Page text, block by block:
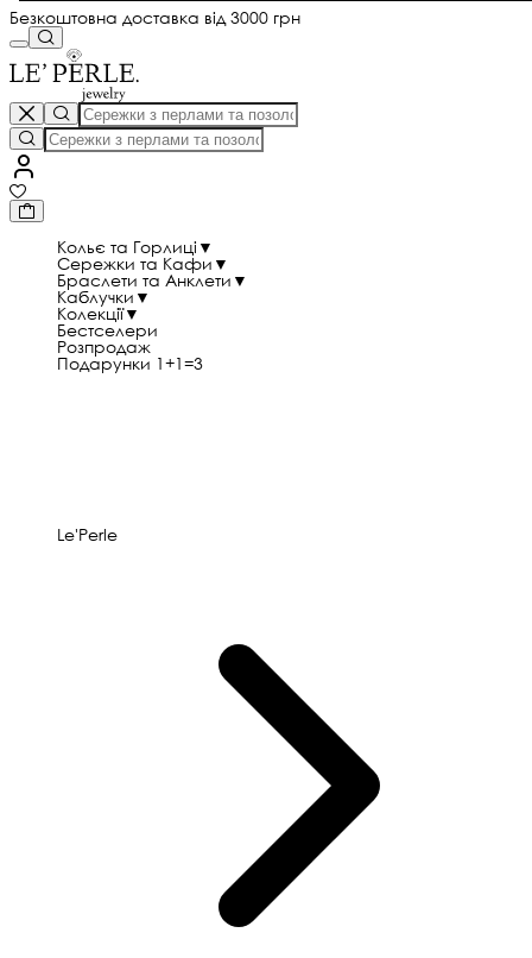
Безкоштовна доставка від 3000 грн
Кольє та Горлиці ▼
Сережки та Кафи ▼
Браслети та Анклети ▼
Каблучки ▼
Колекції▼
Бестселери
Розпродаж
Подарунки 1+1=3
Le'Perle